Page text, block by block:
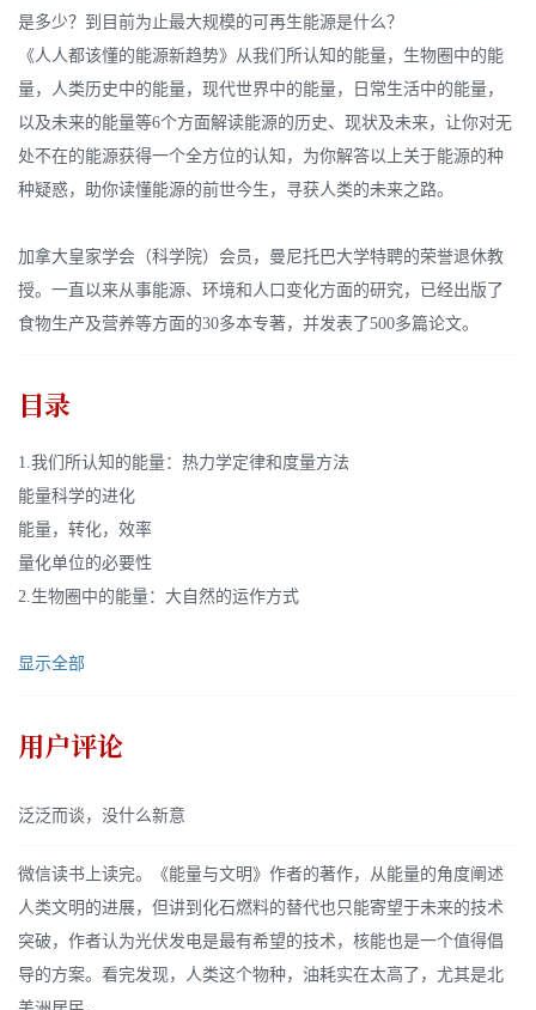
是多少？到目前为止最大规模的可再生能源是什么？
《人人都该懂的能源新趋势》从我们所认知的能量，生物圈中的能
量，人类历史中的能量，现代世界中的能量，日常生活中的能量，
以及未来的能量等6个方面解读能源的历史、现状及未来，让你对无
处不在的能源获得一个全方位的认知，为你解答以上关于能源的种
种疑惑，助你读懂能源的前世今生，寻获人类的未来之路。
加拿大皇家学会（科学院）会员，曼尼托巴大学特聘的荣誉退休教
授。一直以来从事能源、环境和人口变化方面的研究，已经出版了
食物生产及营养等方面的30多本专著，并发表了500多篇论文。
目录
1.我们所认知的能量：热力学定律和度量方法
能量科学的进化
能量，转化，效率
量化单位的必要性
2.生物圈中的能量：大自然的运作方式
显示全部
用户评论
泛泛而谈，没什么新意
微信读书上读完。《能量与文明》作者的著作，从能量的角度阐述
人类文明的进展，但讲到化石燃料的替代也只能寄望于未来的技术
突破，作者认为光伏发电是最有希望的技术，核能也是一个值得倡
导的方案。看完发现，人类这个物种，油耗实在太高了，尤其是北